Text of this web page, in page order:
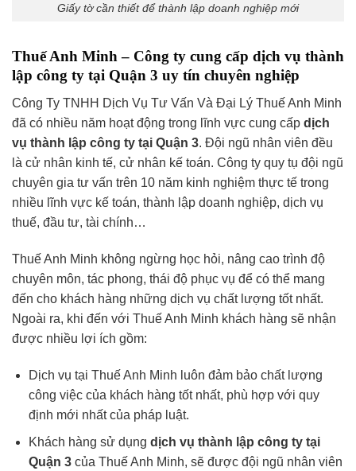
Giấy tờ cần thiết để thành lập doanh nghiệp mới
Thuế Anh Minh – Công ty cung cấp dịch vụ thành
lập công ty tại Quận 3 uy tín chuyên nghiệp
Công Ty TNHH Dịch Vụ Tư Vấn Và Đại Lý Thuế Anh Minh
đã có nhiều năm hoạt động trong lĩnh vực cung cấp dịch
vụ thành lập công ty tại Quận 3. Đội ngũ nhân viên đều
là cử nhân kinh tế, cử nhân kế toán. Công ty quy tụ đội ngũ
chuyên gia tư vấn trên 10 năm kinh nghiệm thực tế trong
nhiều lĩnh vực kế toán, thành lập doanh nghiệp, dịch vụ
thuế, đầu tư, tài chính…
Thuế Anh Minh không ngừng học hỏi, nâng cao trình độ
chuyên môn, tác phong, thái độ phục vụ để có thể mang
đến cho khách hàng những dịch vụ chất lượng tốt nhất.
Ngoài ra, khi đến với Thuế Anh Minh khách hàng sẽ nhận
được nhiều lợi ích gồm:
Dịch vụ tại Thuế Anh Minh luôn đảm bảo chất lượng
công việc của khách hàng tốt nhất, phù hợp với quy
định mới nhất của pháp luật.
Khách hàng sử dụng dịch vụ thành lập công ty tại
Quận 3của Thuế Anh Minh, sẽ được đội ngũ nhân viên